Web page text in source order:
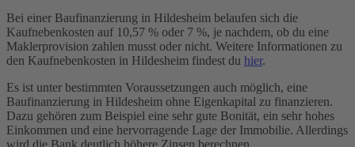
Bei einer Baufinanzierung in Hildesheim belaufen sich die
Kaufnebenkosten auf 10,57 % oder 7 %, je nachdem, ob du eine
Maklerprovision zahlen musst oder nicht. Weitere Informationen zu
den Kaufnebenkosten in Hildesheim findest du hier.
Es ist unter bestimmten Voraussetzungen auch möglich, eine
Baufinanzierung in Hildesheim ohne Eigenkapital zu finanzieren.
Dazu gehören zum Beispiel eine sehr gute Bonität, ein sehr hohes
Einkommen und eine hervorragende Lage der Immobilie. Allerdings
wird die Bank deutlich höhere Zinsen berechnen.